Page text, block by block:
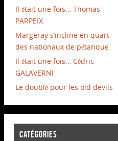
Il était une fois… Thomas
PARPEIX
Margeray s’incline en quart
des nationaux de pétanque
Il était une fois… Cédric
GALAVERNI
Le doublé pour les old devils
CATÉGORIES